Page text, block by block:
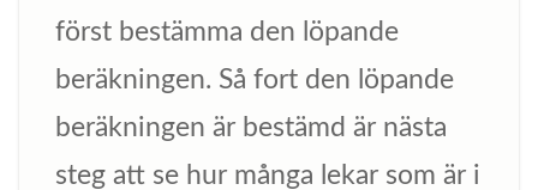
först bestämma den löpande
beräkningen. Så fort den löpande
beräkningen är bestämd är nästa
steg att se hur många lekar som är i